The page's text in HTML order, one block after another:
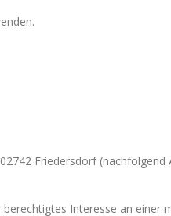
Friedersdorf
Interesse an